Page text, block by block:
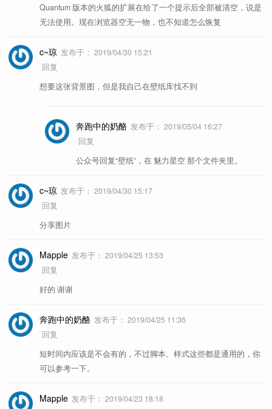
Quantum 版本的火狐的扩展在给了一个提示后全部被清空，说是
无法使用。现在浏览器空无一物，也不知道怎么恢复
c~琼 发布于： 2019/04/30 15:21
回复
想要这张背景图，但是我自己在壁纸库找不到
奔跑中的奶酪 发布于： 2019/05/04 16:27
回复
公众号回复“壁纸”，在 魅力星空 那个文件夹里。
c~琼 发布于： 2019/04/30 15:17
回复
分享图片
Mapple 发布于： 2019/04/25 13:53
回复
好的 谢谢
奔跑中的奶酪 发布于： 2019/04/25 11:36
回复
短时间内应该是不会有的，不过脚本、样式这些都是通用的，你
可以参考一下。
Mapple 发布于： 2019/04/23 18:18